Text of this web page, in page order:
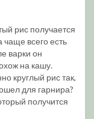
рис получается
чаще всего есть
варки он
на кашу.
круглый рис так,
для гарнира?
получится